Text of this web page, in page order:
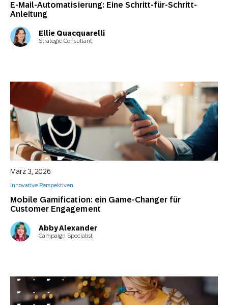
E-Mail-Automatisierung: Eine Schritt-für-Schritt-
Anleitung
Ellie Quacquarelli
Strategic Consultant
Mobile Gamification: ein Game-Changer für
Customer Engagement
März 3, 2026
Innovative Perspektiven
Abby Alexander
Campaign Specialist